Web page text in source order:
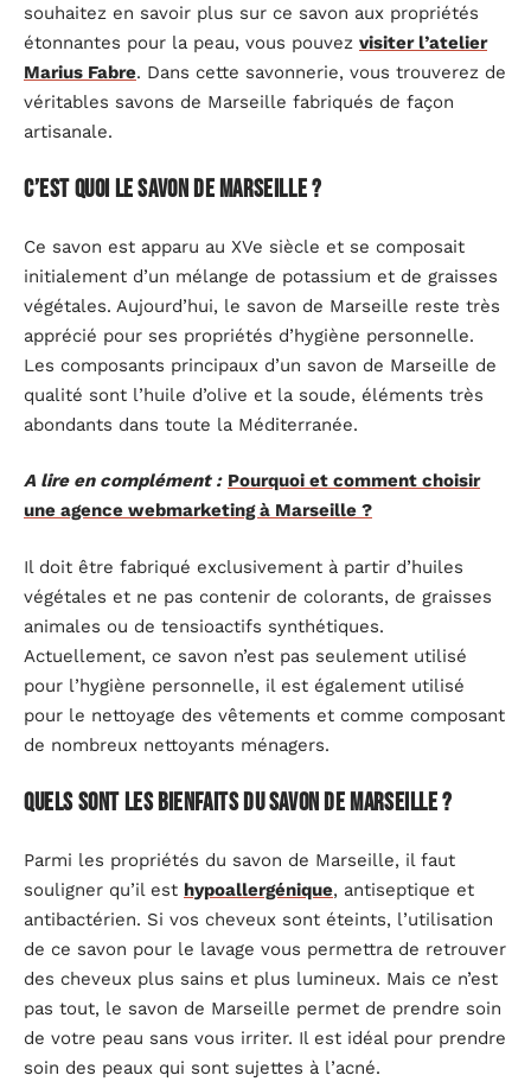
souhaitez en savoir plus sur ce savon aux propriétés
étonnantes pour la peau, vous pouvez visiter l’atelier
Marius Fabre. Dans cette savonnerie, vous trouverez de
véritables savons de Marseille fabriqués de façon
artisanale.
C’est quoi le savon de Marseille ?
Ce savon est apparu au XVe siècle et se composait
initialement d’un mélange de potassium et de graisses
végétales. Aujourd’hui, le savon de Marseille reste très
apprécié pour ses propriétés d’hygiène personnelle.
Les composants principaux d’un savon de Marseille de
qualité sont l’huile d’olive et la soude, éléments très
abondants dans toute la Méditerranée.
A lire en complément : Pourquoi et comment choisir
une agence webmarketing à Marseille ?
Il doit être fabriqué exclusivement à partir d’huiles
végétales et ne pas contenir de colorants, de graisses
animales ou de tensioactifs synthétiques.
Actuellement, ce savon n’est pas seulement utilisé
pour l’hygiène personnelle, il est également utilisé
pour le nettoyage des vêtements et comme composant
de nombreux nettoyants ménagers.
Quels sont les bienfaits du savon de Marseille ?
Parmi les propriétés du savon de Marseille, il faut
souligner qu’il est hypoallergénique, antiseptique et
antibactérien. Si vos cheveux sont éteints, l’utilisation
de ce savon pour le lavage vous permettra de retrouver
des cheveux plus sains et plus lumineux. Mais ce n’est
pas tout, le savon de Marseille permet de prendre soin
de votre peau sans vous irriter. Il est idéal pour prendre
soin des peaux qui sont sujettes à l’acné.